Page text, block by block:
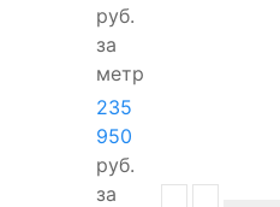
руб.
за
метр
235
950
руб.
за